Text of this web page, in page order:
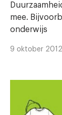
mee.
onderwijs
9 oktober 2012